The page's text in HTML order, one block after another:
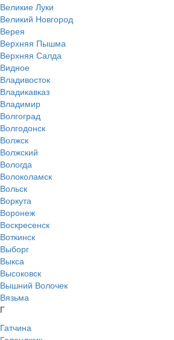
Великие Луки
Великий Новгород
Верея
Верхняя Пышма
Верхняя Салда
Видное
Владивосток
Владикавказ
Владимир
Волгоград
Волгодонск
Волжск
Волжский
Вологда
Волоколамск
Вольск
Воркута
Воронеж
Воскресенск
Воткинск
Выборг
Выкса
Высоковск
Вышний Волочек
Вязьма
Г
Гатчина